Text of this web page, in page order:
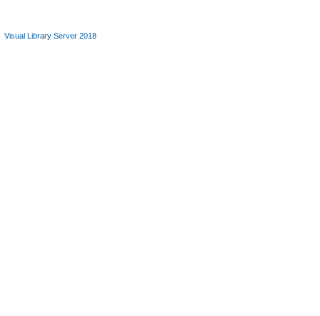
Visual Library Server 2018